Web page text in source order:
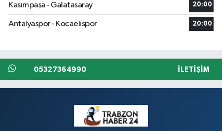
Kasımpaşa - Galatasaray 20:00
Antalyaspor - Kocaelispor 20:00
05327364990 İLETIŞIM